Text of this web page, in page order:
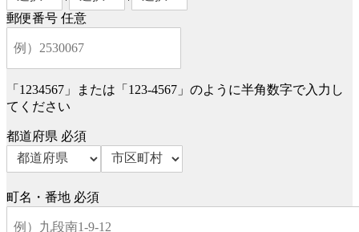
郵便番号 任意
「1234567」または「123-4567」のように半角数字で入力し
てください
都道府県 必須
町名・番地 必須